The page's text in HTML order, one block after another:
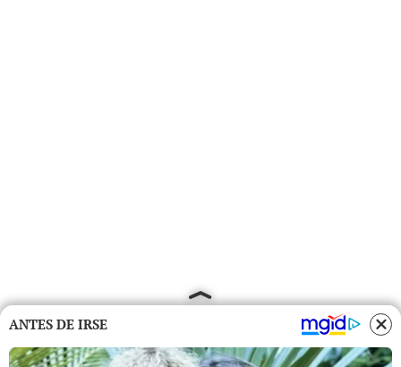
ANTES DE IRSE